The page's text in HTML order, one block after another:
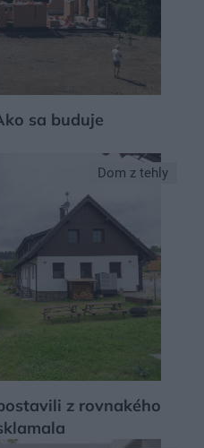
sa buduje
Dom z tehly
z rovnakého